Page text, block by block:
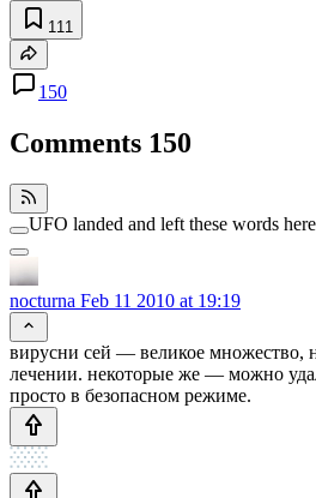
111
150
Comments 150
UFO landed and left these words here
nocturna Feb 11 2010 at 19:19
вирусни сей — великое множество,
лечении. некоторые же — можно
просто в безопасном режиме.